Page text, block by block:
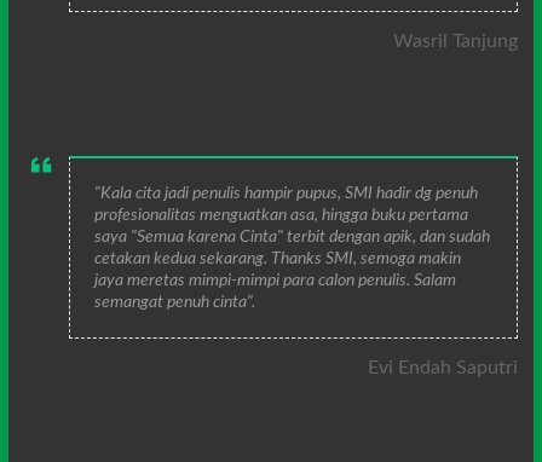
Wasril Tanjung
"Kala cita jadi penulis hampir pupus, SMI hadir dg penuh
profesionalitas menguatkan asa, hingga buku pertama
saya "Semua karena Cinta" terbit dengan apik, dan sudah
cetakan kedua sekarang. Thanks SMI, semoga makin
jaya meretas mimpi-mimpi para calon penulis. Salam
semangat penuh cinta".
Evi Endah Saputri